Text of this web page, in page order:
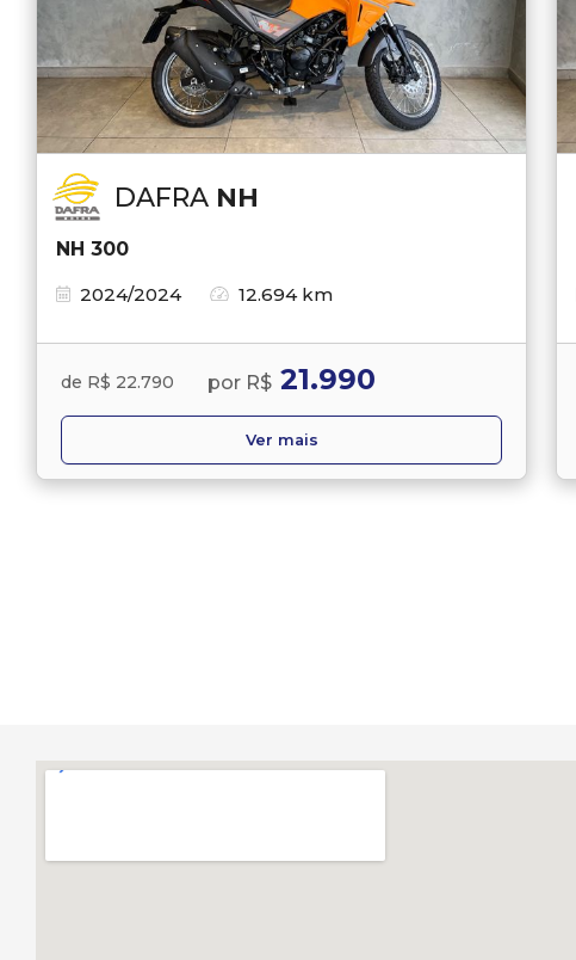
DAFRA NH
NH 300
2024/2024
12.694 km
de R$ 22.790 por R$ 21.990
Ver mais